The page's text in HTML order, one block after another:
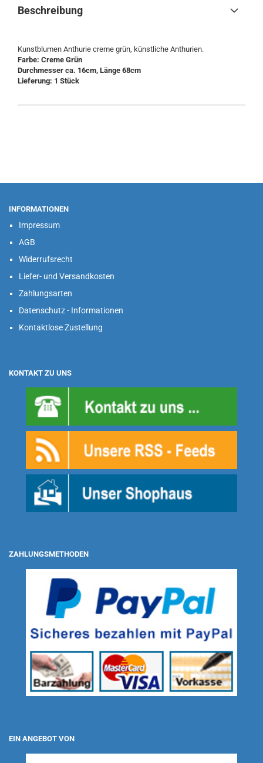
Beschreibung
Kunstblumen Anthurie creme grün, künstliche Anthurien.
Farbe: Creme Grün
Durchmesser ca. 16cm, Länge 68cm
Lieferung: 1 Stück
INFORMATIONEN
Impressum
AGB
Widerrufsrecht
Liefer- und Versandkosten
Zahlungsarten
Datenschutz - Informationen
Kontaktlose Zustellung
KONTAKT ZU UNS
ZAHLUNGSMETHODEN
EIN ANGEBOT VON